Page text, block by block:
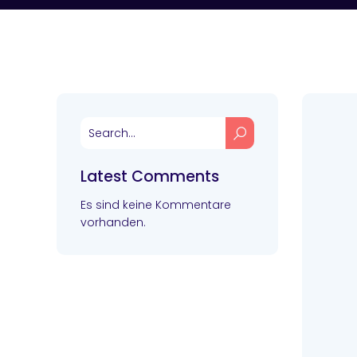
Latest Comments
Es sind keine Kommentare
vorhanden.